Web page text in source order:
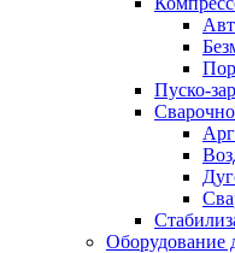
Пуско-
Оборудование